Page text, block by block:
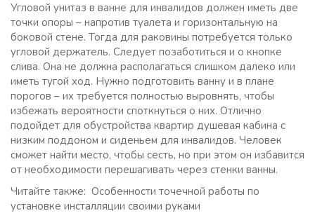
Угловой унитаз в ванне для инвалидов должен иметь две
точки опоры – напротив туалета и горизонтальную на
боковой стене. Тогда для раковины потребуется только
угловой держатель. Следует позаботиться и о кнопке
слива. Она не должна располагаться слишком далеко или
иметь тугой ход. Нужно подготовить ванну и в плане
порогов – их требуется полностью выровнять, чтобы
избежать вероятности споткнуться о них. Отлично
подойдет для обустройства квартир душевая кабина с
низким поддоном и сиденьем для инвалидов. Человек
сможет найти место, чтобы сесть, но при этом он избавится
от необходимости перешагивать через стенки ванны.
Читайте также: Особенности точечной работы по
установке инсталляции своими руками